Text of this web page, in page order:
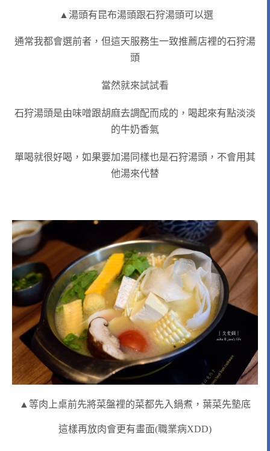
▲湯頭有昆布湯頭跟石狩湯頭可以選
通常我都會選前者，但這天服務生一致推薦店裡的石狩湯
頭
當然就來試試看
石狩湯頭是由味噌跟胡麻去調配而成的，喝起來有點淡淡
的牛奶香氣
單喝就很好喝，如果要加湯同樣也是石狩湯頭，不會用其
他湯來代替
▲等肉上桌前先將菜盤裡的菜都先入鍋煮，葉菜先墊底
這樣再放肉會更有畫面(職業病XDD)